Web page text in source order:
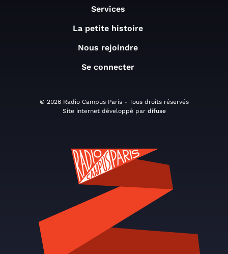
Services
La petite histoire
Nous rejoindre
Se connecter
© 2026 Radio Campus Paris - Tous droits réservés
Site internet développé par difuse